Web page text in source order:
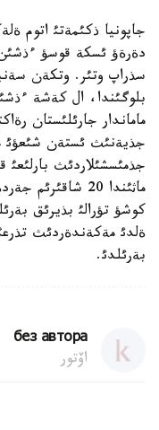
جاپونيا ذكئمةتئ اتوم
دةرةؤ ئسكة قوسؤ
سذراپ وتئر. وتكةن
بلوگئندا، ال كةشة
ماماندار جارئلئستان
جذيةنئث ئستةن شئعؤئ
جذمئسشئلاردئث
ماثئندا 20
ةلدئ مةكةندةردئث
بةرئلدئ.
без автора
اۆتور